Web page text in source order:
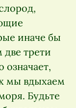
иначе бы
две трети
означает,
мы вдыхаем
Будьте